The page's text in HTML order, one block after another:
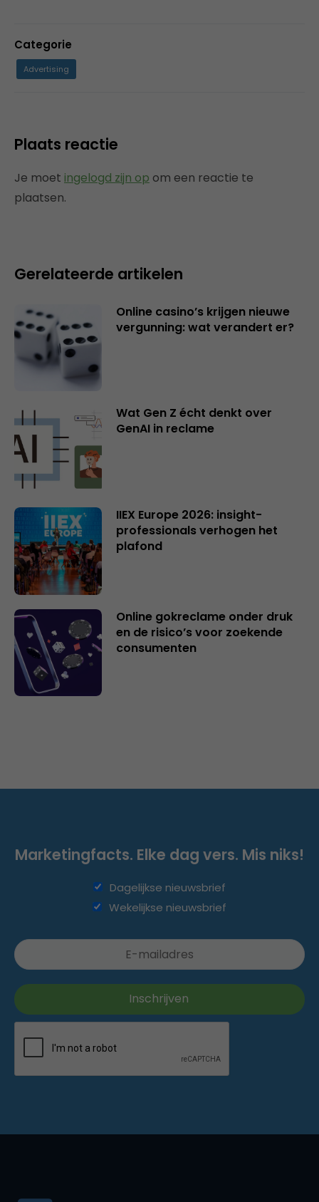
Categorie
Advertising
Plaats reactie
Je moet ingelogd zijn op om een reactie te
plaatsen.
Gerelateerde artikelen
Online casino’s krijgen nieuwe
vergunning: wat verandert er?
Wat Gen Z écht denkt over
GenAI in reclame
IIEX Europe 2026: insight-
professionals verhogen het
plafond
Online gokreclame onder druk
en de risico’s voor zoekende
consumenten
Marketingfacts. Elke dag vers. Mis niks!
Dagelijkse nieuwsbrief
Wekelijkse nieuwsbrief